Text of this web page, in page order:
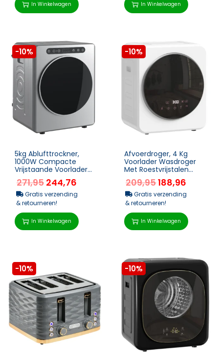
In Winkelwagen In Winkelwagen
-10%
5kg Ablufttrockner,
1000W Compacte
Vrijstaande Voorlader
Wasdroger Met
Roestvrijstalen
Trommel, Time...
271,95 244,76
Gratis verzending
& retourneren!
In Winkelwagen
-10%
Afvoerdroger, 4 Kg
Voorlader Wasdroger
Met Roestvrijstalen
Trommel, 800W
Compact Vrijstaand,
Wit
209,95188,96
Gratis verzending
& retourneren!
In Winkelwagen
-10% -10%